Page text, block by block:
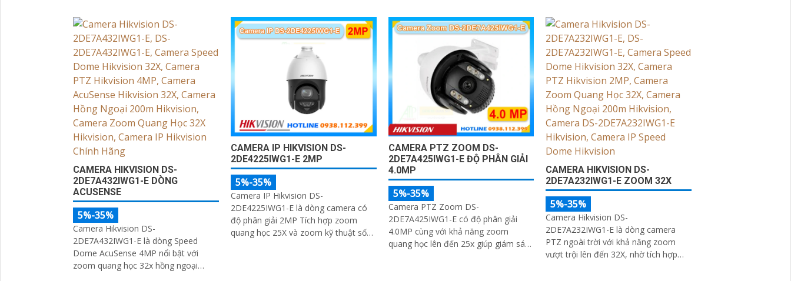
cách xa, AI AcuSense nhận diện người
và phương tiện hỗ trợ chụp đồng thời
CAMERA HIKVISION DS-
2DE7A432IWG1-E DÒNG
ACUSENSE
5%-35%
Camera Hikvision DS-
2DE7A432IWG1-E là dòng Speed
Dome AcuSense 4MP nổi bật với
zoom quang học 32x hồng ngoại
CAMERA IP HIKVISION DS-
2DE4225IWG1-E 2MP
5%-35%
Camera IP Hikvision DS-
2DE4225IWG1-E là dòng camera có
độ phân giải 2MP Tích hợp zoom
quang học 25X và zoom kỹ thuật số
CAMERA PTZ ZOOM DS-
2DE7A425IWG1-E ĐỘ PHÂN GIẢI
4.0MP
5%-35%
Camera PTZ Zoom DS-
2DE7A425IWG1-E có độ phân giải
4.0MP cùng với khả năng zoom
quang học lên đến 25x giúp giám sát
CAMERA HIKVISION DS-
2DE7A232IWG1-E ZOOM 32X
5%-35%
Camera Hikvision DS-
2DE7A232IWG1-E là dòng camera
PTZ ngoài trời với khả năng zoom
vượt trội lên đến 32X, nhờ tích hợp